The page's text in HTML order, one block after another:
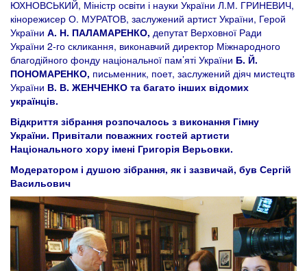
ЮХНОВСЬКИЙ, Міністр освіти і науки України Л.М. ГРИНЕВИЧ,
кінорежисер О. МУРАТОВ, заслужений артист України, Герой
України А. Н. ПАЛАМАРЕНКО, депутат Верховної Ради
України 2-го скликання, виконавчий директор Міжнародного
благодійного фонду національної пам’яті України Б. Й.
ПОНОМАРЕНКО, письменник, поет, заслужений діяч мистецтв
України В. В. ЖЕНЧЕНКО та багато інших відомих
українців.
Відкриття зібрання розпочалось з виконання Гімну
України. Привітали поважних гостей артисти
Національного хору імені Григорія Верьовки.
Модератором і душою зібрання, як і зазвичай, був Сергій
Васильович